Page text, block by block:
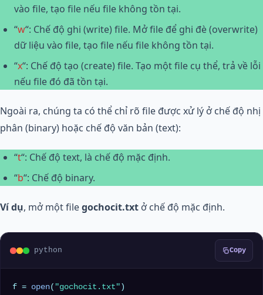
vào file, tạo file nếu file không tồn tại.
“w“: Chế độ ghi (write) file. Mở file để ghi đè (overwrite)
dữ liệu vào file, tạo file nếu file không tồn tại.
“x“: Chế độ tạo (create) file. Tạo một file cụ thể, trả về lỗi
nếu file đó đã tồn tại.
Ngoài ra, chúng ta có thể chỉ rõ file được xử lý ở chế độ nhị
phân (binary) hoặc chế độ văn bản (text):
“t“: Chế độ text, là chế độ mặc định.
“b“: Chế độ binary.
Ví dụ, mở một filegochocit.txt ở chế độ mặc định.
python Copy
f = open( "gochocit.txt" )